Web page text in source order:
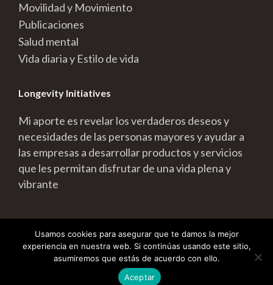
Movilidad y Movimiento
Publicaciones
Salud mental
Vida diaria y Estilo de vida
Longevity Initiatives
Mi aporte es revelar los verdaderos deseos y
necesidades de las personas mayores y ayudar a
las empresas a desarrollar productos y servicios
que les permitan disfrutar de una vida plena y
vibrante
Longevity Initiatives | Todos los Derechos
Reservados | Web diseñada por Bárbara Rey Actis y
Santiago Cirone
Usamos cookies para asegurar que te damos la mejor
experiencia en nuestra web. Si continúas usando este sitio,
asumiremos que estás de acuerdo con ello.
Aceptar